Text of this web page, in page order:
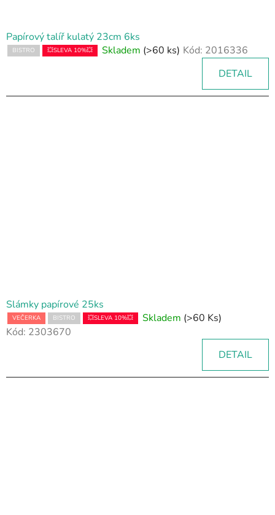
Papírový talíř kulatý 23cm 6ks
BISTRO 💥SLEVA 10%💥 Skladem (>60 ks) Kód: 2016336
DETAIL
Slámky papírové 25ks
VEČERKA BISTRO 💥SLEVA 10%💥 Skladem (>60 Ks)
Kód: 2303670
DETAIL